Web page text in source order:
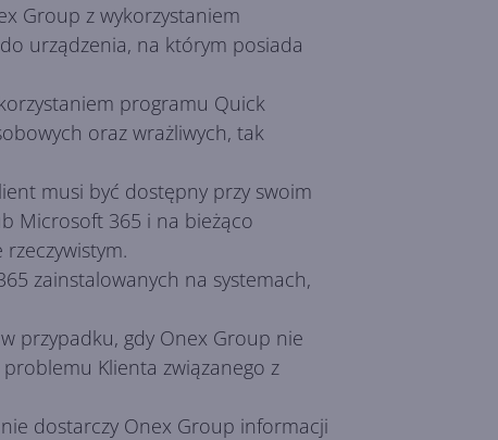
Group z wykorzystaniem
urządzenia, na którym posiada
programu Quick
oraz wrażliwych, tak
musi być dostępny przy swoim
Microsoft 365 i na bieżąco
zainstalowanych na systemach,
przypadku, gdy Onex Group nie
Klienta związanego z
dostarczy Onex Group informacji